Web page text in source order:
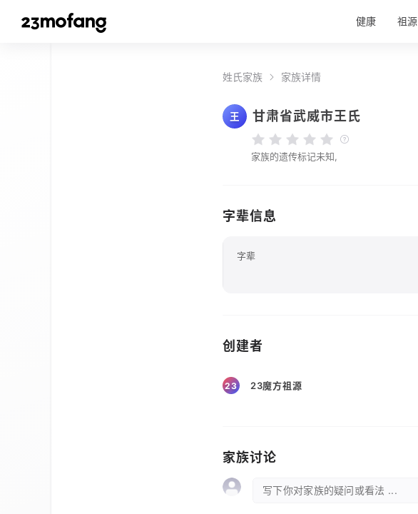
健康 祖源
姓氏家族 家族详情
王 甘肃省武威市王氏
家族的遗传标记未知,
字辈信息
字辈
创建者
23 23魔方祖源
家族讨论
写下你对家族的疑问或看法 ...